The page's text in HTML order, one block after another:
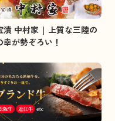
漬 中村家 | 上質な三陸の
幸が勢ぞろい！